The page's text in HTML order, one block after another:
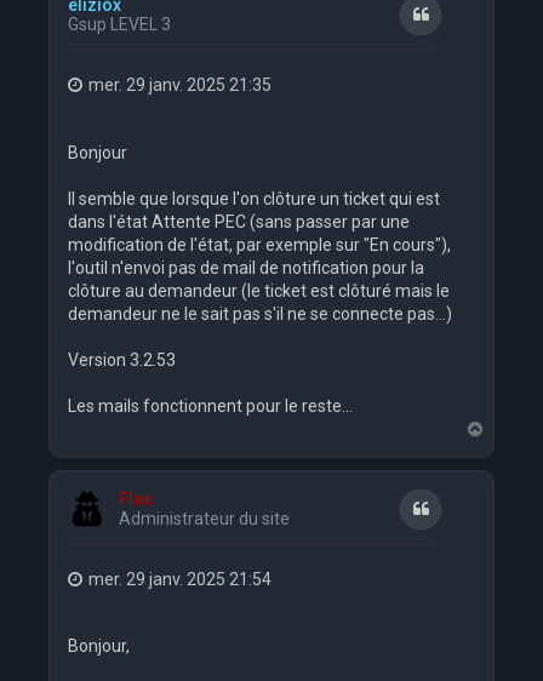
eliziox
Gsup LEVEL 3
Citation
mer. 29 janv. 2025 21:35
Bonjour
Il semble que lorsque l'on clôture un ticket qui est
dans l'état Attente PEC (sans passer par une
modification de l'état, par exemple sur "En cours"),
l'outil n'envoi pas de mail de notification pour la
clôture au demandeur (le ticket est clôturé mais le
demandeur ne le sait pas s'il ne se connecte pas...)
Version 3.2.53
Les mails fonctionnent pour le reste...
a
Flox
Administrateur du site
Citation
mer. 29 janv. 2025 21:54
Bonjour,